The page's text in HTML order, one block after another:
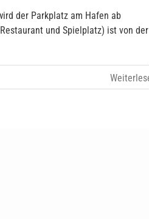
der Parkplatz am Hafen ab
und Spielplatz) ist von der